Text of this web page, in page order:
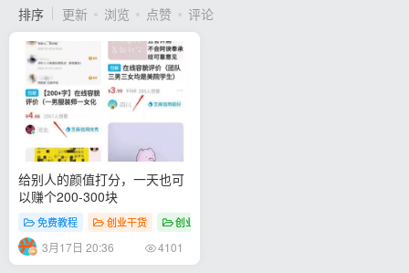
排序 更新 浏览 点赞 评论
给别人的颜值打分，一天也可
以赚个200-300块
免费教程 创业干货 创业资讯
3月17日 20:36 4101